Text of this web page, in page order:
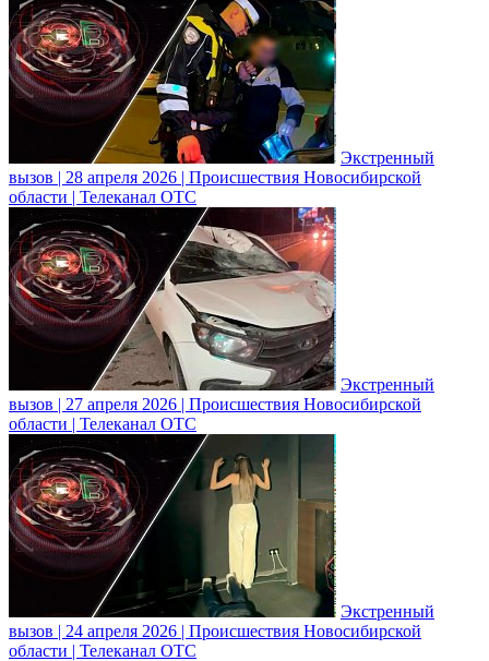
Экстренный
вызов | 28 апреля 2026 | Происшествия Новосибирской
области | Телеканал ОТС
Экстренный
вызов | 27 апреля 2026 | Происшествия Новосибирской
области | Телеканал ОТС
Экстренный
вызов | 24 апреля 2026 | Происшествия Новосибирской
области | Телеканал ОТС